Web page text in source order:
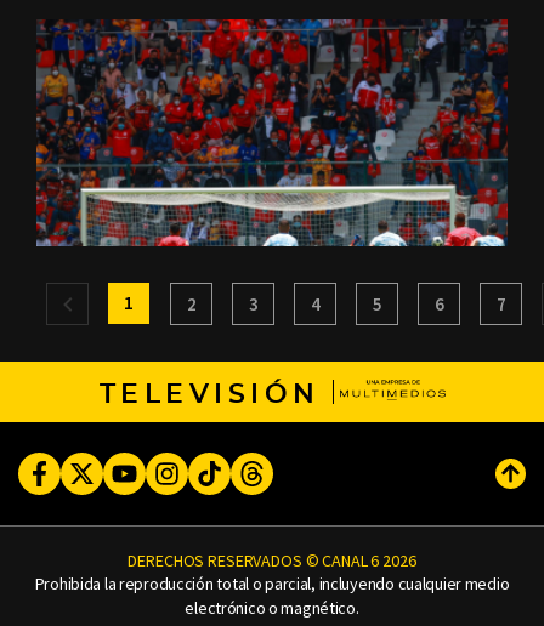
1 2 3 4 5 6 7
TELEVISIÓN
FacebookTwitterYoutubeInstagram
TikTokThreads
DERECHOS RESERVADOS © CANAL 6 2026
Prohibida la reproducción total o parcial, incluyendo cualquier medio
electrónico o magnético.